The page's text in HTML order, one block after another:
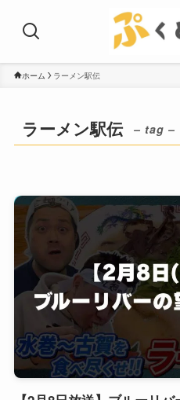
ホーム ラーメン駅伝
ラーメン駅伝 – tag –